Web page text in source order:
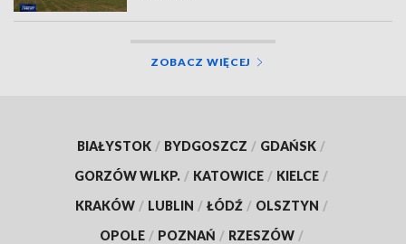
ZOBACZ WIĘCEJ
BIAŁYSTOK / BYDGOSZCZ / GDAŃSK /
GORZÓW WLKP. / KATOWICE / KIELCE /
KRAKÓW / LUBLIN / ŁÓDŹ / OLSZTYN /
OPOLE / POZNAŃ / RZESZÓW /